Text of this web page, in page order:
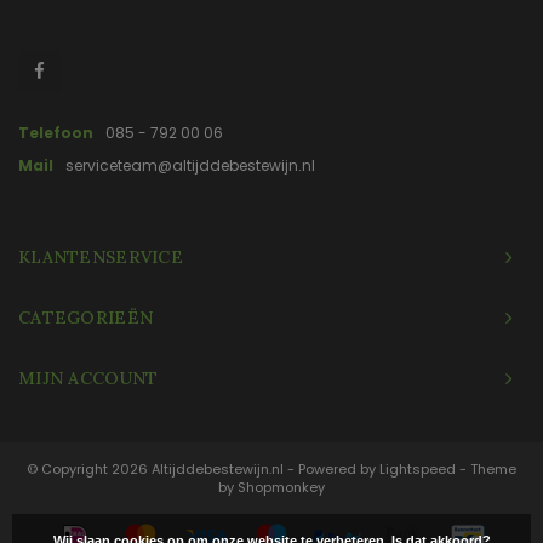
Telefoon
085 - 792 00 06
Mail
serviceteam@altijddebestewijn.nl
KLANTENSERVICE
CATEGORIEËN
MIJN ACCOUNT
© Copyright 2026 Altijddebestewijn.nl - Powered by Lightspeed - Theme
by Shopmonkey